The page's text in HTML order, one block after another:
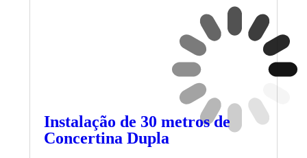
Instalação de 30 metros de
Concertina Dupla